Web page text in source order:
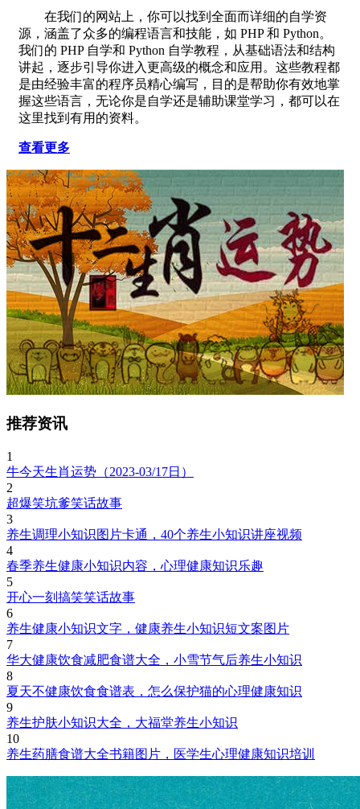
在我们的网站上，你可以找到全面而详细的自学资
源，涵盖了众多的编程语言和技能，如 PHP 和 Python。
我们的 PHP 自学和 Python 自学教程，从基础语法和结构
讲起，逐步引导你进入更高级的概念和应用。这些教程都
是由经验丰富的程序员精心编写，目的是帮助你有效地掌
握这些语言，无论你是自学还是辅助课堂学习，都可以在
这里找到有用的资料。
查看更多
推荐资讯
1
牛今天生肖运势（2023-03/17日）
2
超爆笑坑爹笑话故事
3
养生调理小知识图片卡通，40个养生小知识讲座视频
4
春季养生健康小知识内容，心理健康知识乐趣
5
开心一刻搞笑笑话故事
6
养生健康小知识文字，健康养生小知识短文案图片
7
华大健康饮食减肥食谱大全，小雪节气后养生小知识
8
夏天不健康饮食食谱表，怎么保护猫的心理健康知识
9
养生护肤小知识大全，大福堂养生小知识
10
养生药膳食谱大全书籍图片，医学生心理健康知识培训